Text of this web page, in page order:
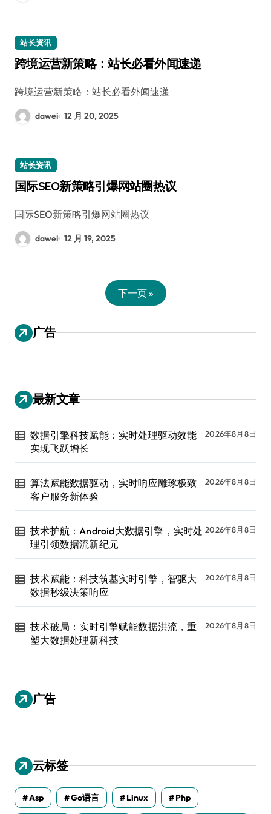
站长资讯
跨境运营新策略：站长必看外闻速递
跨境运营新策略：站长必看外闻速递
dawei 12 月 20, 2025
站长资讯
国际SEO新策略引爆网站圈热议
国际SEO新策略引爆网站圈热议
dawei 12 月 19, 2025
下一页 »
广告
最新文章
数据引擎科技赋能：实时处理驱动效能
实现飞跃增长
2026年8月8日
算法赋能数据驱动，实时响应雕琢极致
客户服务新体验
2026年8月8日
技术护航：Android大数据引擎，实时处
理引领数据流新纪元
2026年8月8日
技术赋能：科技筑基实时引擎，智驱大
数据秒级决策响应
2026年8月8日
技术破局：实时引擎赋能数据洪流，重
塑大数据处理新科技
2026年8月8日
广告
云标签
Asp Go语言 Linux Php